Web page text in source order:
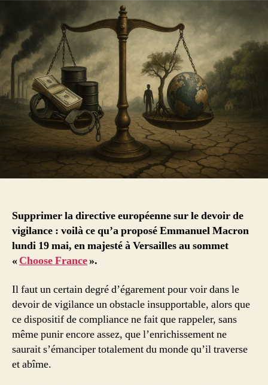
Supprimer la directive européenne sur le devoir de
vigilance : voilà ce qu’a proposé Emmanuel Macron
lundi 19 mai, en majesté à Versailles au sommet
«Choose France».
Il faut un certain degré d’égarement pour voir dans le
devoir de vigilance un obstacle insupportable, alors que
ce dispositif de compliance ne fait que rappeler, sans
même punir encore assez, que l’enrichissement ne
saurait s’émanciper totalement du monde qu’il traverse
et abîme.